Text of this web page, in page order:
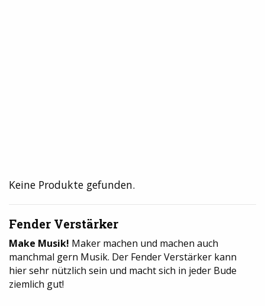
Keine Produkte gefunden.
Fender Verstärker
Make Musik! Maker machen und machen auch
manchmal gern Musik. Der Fender Verstärker kann
hier sehr nützlich sein und macht sich in jeder Bude
ziemlich gut!